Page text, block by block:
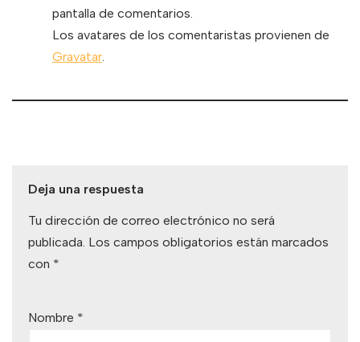
pantalla de comentarios.
Los avatares de los comentaristas provienen de
Gravatar.
Deja una respuesta
Tu dirección de correo electrónico no será
publicada. Los campos obligatorios están marcados
con *
Nombre *